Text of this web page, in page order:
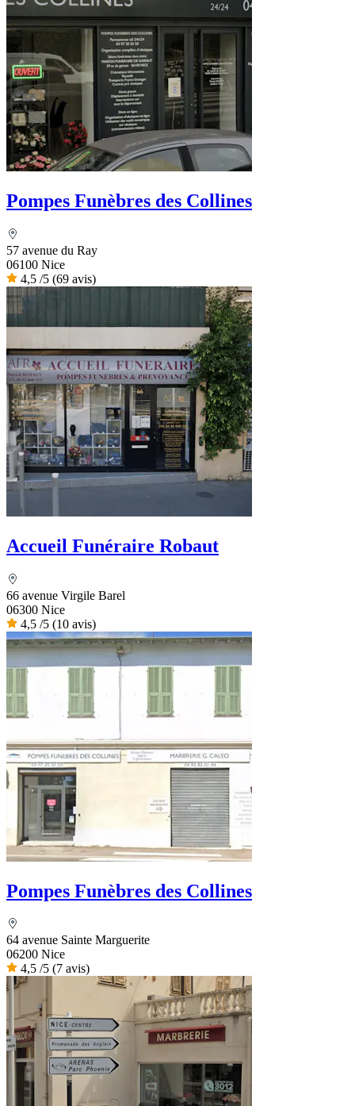
Pompes Funèbres des Collines
57 avenue du Ray
06100 Nice
4,5 /5 (69 avis)
Accueil Funéraire Robaut
66 avenue Virgile Barel
06300 Nice
4,5 /5 (10 avis)
Pompes Funèbres des Collines
64 avenue Sainte Marguerite
06200 Nice
4,5 /5 (7 avis)